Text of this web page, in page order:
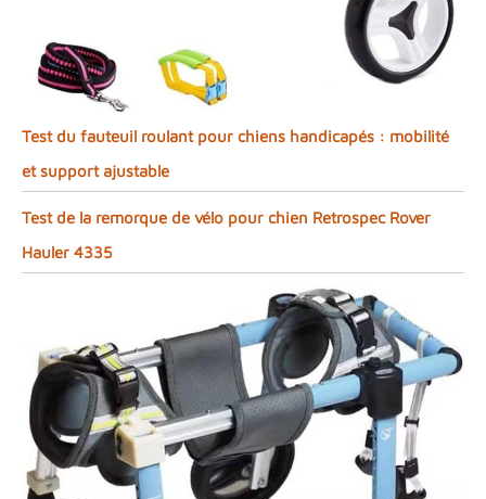
Test du fauteuil roulant pour chiens handicapés : mobilité
et support ajustable
Test de la remorque de vélo pour chien Retrospec Rover
Hauler 4335